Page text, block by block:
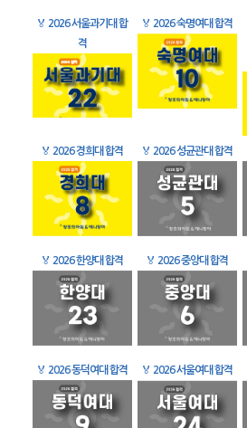
🏅 2026 서울과기대 합
격
🏅 2026 숙명여대 합격
🏅 2026 경희대 합격 🏅 2026 성균관대 합격
🏅 2026 한양대 합격 🏅 2026 중앙대 합격
🏅 2026 동덕여대 합격 🏅 2026 서울여대 합격